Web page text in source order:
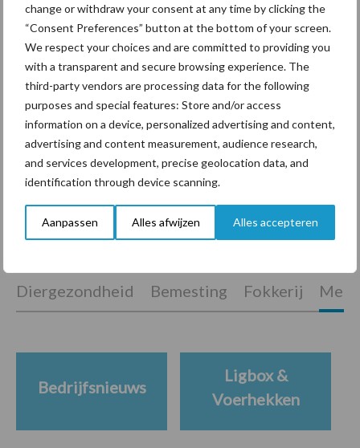
change or withdraw your consent at any time by clicking the
“Consent Preferences” button at the bottom of your screen.
We respect your choices and are committed to providing you
with a transparent and secure browsing experience. The
third-party vendors are processing data for the following
purposes and special features: Store and/or access
information on a device, personalized advertising and content,
advertising and content measurement, audience research,
and services development, precise geolocation data, and
identification through device scanning.
Aanpassen Alles afwijzen Alles accepteren
De speenhuid: een vaak
onderschatte risicofactor
voor mastitis
ForFarmers ziet volume en
marktaandeel groeien in
krimpende Nederlandse
markt
Themapagina's
Diergezondheid Bemesting Fokkerij
Bedrijfsnieuws
Ligbox &
Voerhekken